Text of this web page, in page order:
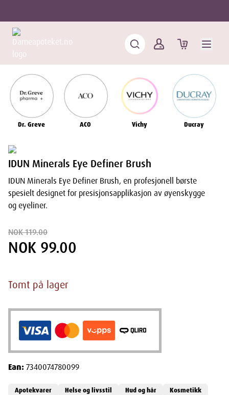
Dr. Greve ACO Vichy Ducray
IDUN Minerals Eye Definer Brush
IDUN Minerals Eye Definer Brush, en profesjonell børste
spesielt designet for presisjonsapplikasjon av øyenskygge
og eyeliner.
NOK 119.00
NOK 99.00
Tomt på lager
Ean:7340074780099
Apotekvarer Helse og livsstil Hud og hår Kosmetikk